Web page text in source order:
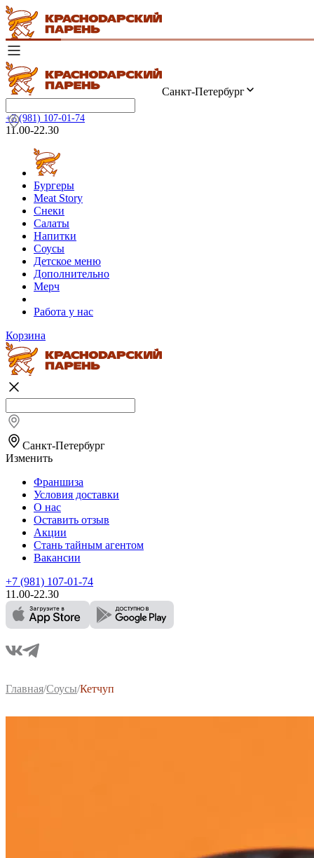
Санкт-Петербург
+7 (981) 107-01-74
11.00-22.30
Бургеры
Meat Story
Снеки
Салаты
Напитки
Соусы
Детское меню
Дополнительно
Мерч
Работа у нас
Корзина
Санкт-Петербург
Изменить
Франшиза
Условия доставки
О нас
Оставить отзыв
Акции
Стань тайным агентом
Вакансии
+7 (981) 107-01-74
11.00-22.30
Главная/Соусы/Кетчуп